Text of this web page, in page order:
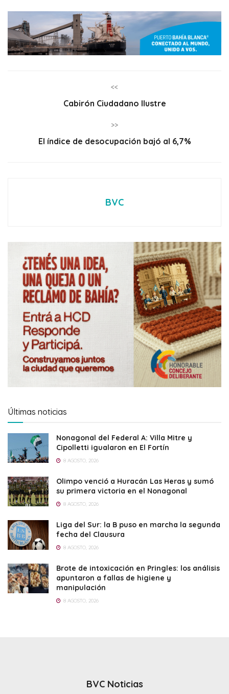
<<
Cabirón Ciudadano Ilustre
>>
El índice de desocupación bajó al 6,7%
BVC
Últimas noticias
Nonagonal del Federal A: Villa Mitre y
Cipolletti igualaron en El Fortín
8 AGOSTO, 2026
Olimpo venció a Huracán Las Heras y sumó
su primera victoria en el Nonagonal
8 AGOSTO, 2026
Liga del Sur: la B puso en marcha la segunda
fecha del Clausura
8 AGOSTO, 2026
Brote de intoxicación en Pringles: los análisis
apuntaron a fallas de higiene y
manipulación
8 AGOSTO, 2026
BVC Noticias